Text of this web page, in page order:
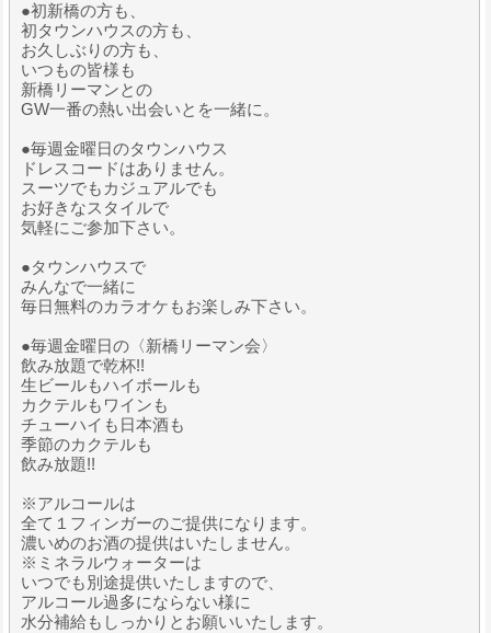
●初新橋の方も、
初タウンハウスの方も、
お久しぶりの方も、
いつもの皆様も
新橋リーマンとの
GW一番の熱い出会いとを一緒に。
●毎週金曜日のタウンハウス
ドレスコードはありません。
スーツでもカジュアルでも
お好きなスタイルで
気軽にご参加下さい。
●タウンハウスで
みんなで一緒に
毎日無料のカラオケもお楽しみ下さい。
●毎週金曜日の〈新橋リーマン会〉
飲み放題で乾杯!!
生ビールもハイボールも
カクテルもワインも
チューハイも日本酒も
季節のカクテルも
飲み放題!!
※アルコールは
全て１フィンガーのご提供になります。
濃いめのお酒の提供はいたしません。
※ミネラルウォーターは
いつでも別途提供いたしますので、
アルコール過多にならない様に
水分補給もしっかりとお願いいたします。